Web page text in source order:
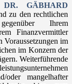
DR. GÄBHARD
zu den rechtlichen
Ihrem
Finanzvermittler
Voraussetzungen im
im Konzern der
Weiterführende
oder mangelhafter